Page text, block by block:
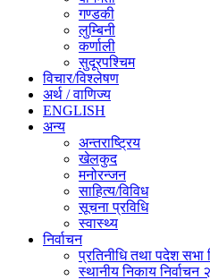
गण्डकी
लुम्बिनी
कर्णाली
सुदूरपश्चिम
विचार/विश्‍लेषण
अर्थ / वाणिज्य
ENGLISH
अन्य
अन्तराष्ट्रिय
खेलकुद
मनोरन्जन
साहित्य/विविध
सूचना प्रविधि
स्वास्थ्य
निर्वाचन
प्रतिनीधि तथा पदेश सभा
स्थानीय निकाय निर्वाचन